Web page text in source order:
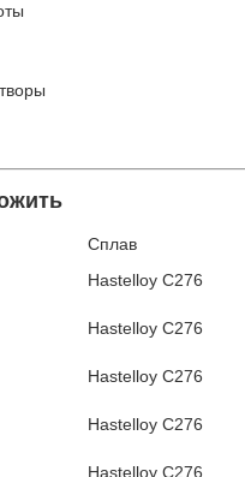
Сплав
Hastelloy C276
Hastelloy C276
Hastelloy C276
Hastelloy C276
Hastelloy C276